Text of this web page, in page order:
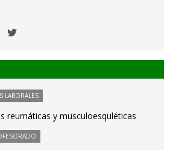
LABORALES
reumáticas y musculoesquléticas